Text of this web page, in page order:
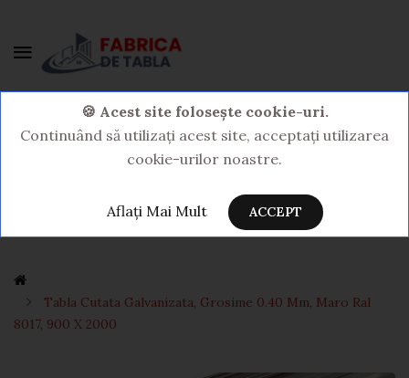
0 Produs(e) - 0,00LEI
Tabla Cutata Galvanizata, Grosime 0.40 Mm, Maro Ral
8017, 900 X 2000
🍪 Acest site folosește cookie-uri.
Continuând să utilizați acest site, acceptați utilizarea
cookie-urilor noastre.
Aflați Mai Mult ACCEPT